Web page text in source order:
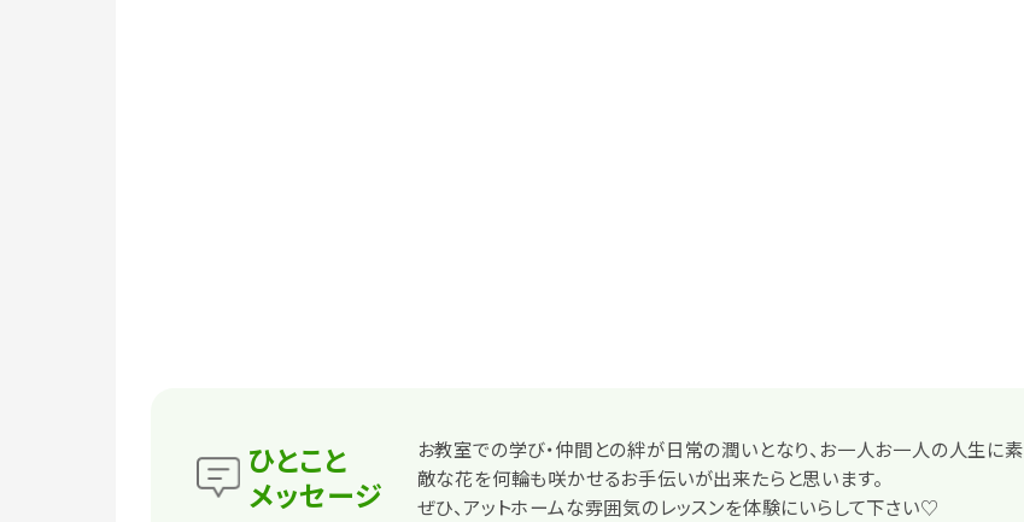
ひとこと
メッセージ
お教室での学び・仲間との絆が日常の潤いとなり、お一人お一人の人生に素
敵な花を何輪も咲かせるお手伝いが出来たらと思います。
ぜひ、アットホームな雰囲気のレッスンを体験にいらして下さい♡